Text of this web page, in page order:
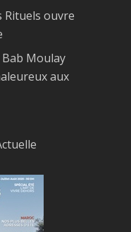
Rituels ouvre
Moulay
aux